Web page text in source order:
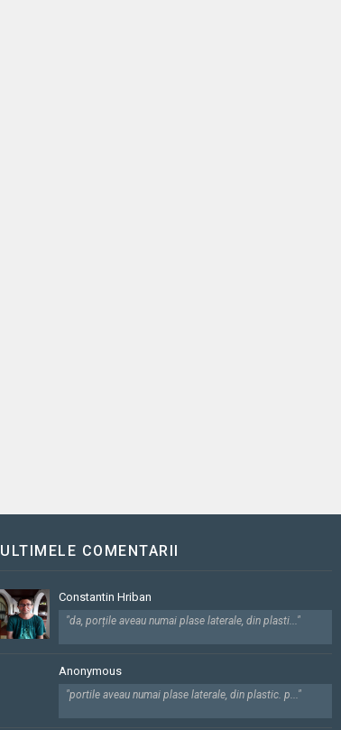
ULTIMELE COMENTARII
Constantin Hriban
"da, porțile aveau numai plase laterale, din plasti..."
Anonymous
"portile aveau numai plase laterale, din plastic. p..."